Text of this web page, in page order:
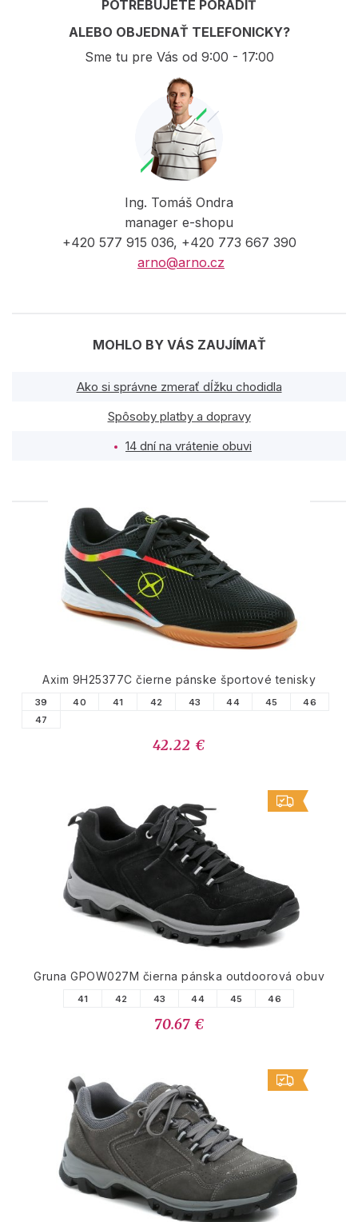
POTREBUJETE PORADIŤ
ALEBO OBJEDNAŤ TELEFONICKY?
Sme tu pre Vás od 9:00 - 17:00
Ing. Tomáš Ondra
manager e-shopu
+420 577 915 036, +420 773 667 390
arno@arno.cz
MOHLO BY VÁS ZAUJÍMAŤ
Ako si správne zmerať dĺžku chodidla
Spôsoby platby a dopravy
14 dní na vrátenie obuvi
PODOBNÉ PRODUKTY
Axim 9H25377C čierne pánske športové tenisky
39 40 41 42 43 44 45
46
47
42.22 €
Gruna GPOW027M čierna pánska outdoorová obuv
41 42 43 44 45 46
70.67 €